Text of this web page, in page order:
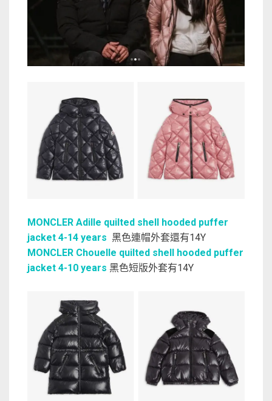
MONCLER Adille quilted shell hooded puffer
jacket 4-14 years 黑色連帽外套還有14Y
MONCLER Chouelle quilted shell hooded puffer
jacket 4-10 years 黑色短版外套有14Y